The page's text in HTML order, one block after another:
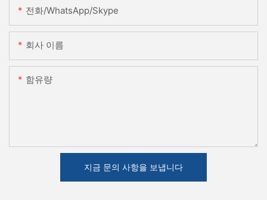
전화/WhatsApp/Skype
회사 이름
함유량
지금 문의 사항을 보냅니다